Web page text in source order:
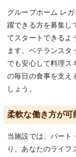
グループホーム レ
躍できる方を募集し
てスタートできるよ
ます。ベテランスタ
でも安心して料理ス
の毎日の食事を支え
しょう。
柔軟な働き方が
当施設では、パート
り、あなたのライ